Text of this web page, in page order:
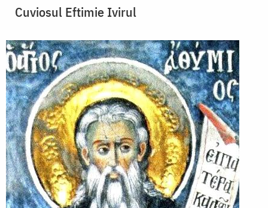
Cuviosul Eftimie Ivirul